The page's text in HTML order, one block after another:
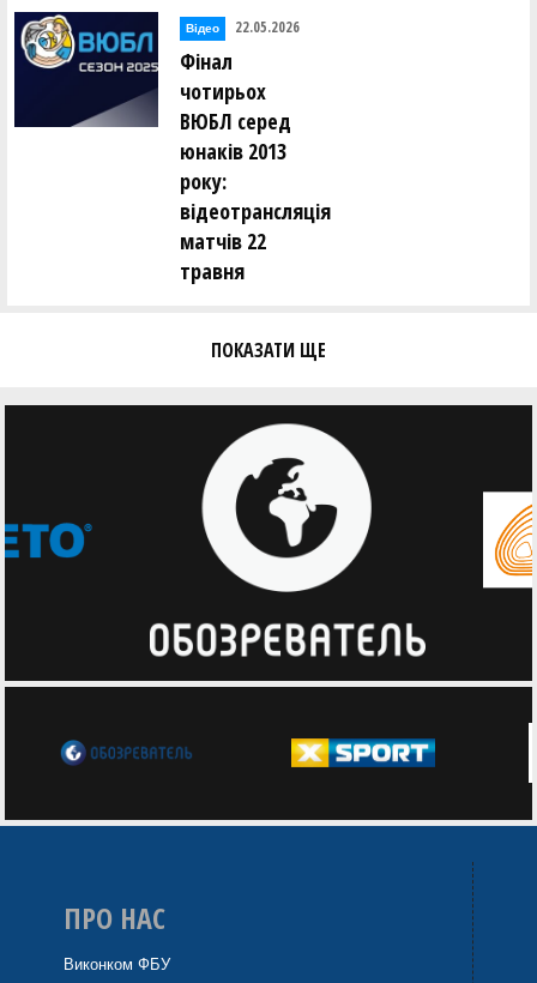
Відео 22.05.2026
Фінал
чотирьох
ВЮБЛ серед
юнаків 2013
року:
відеотрансляція
матчів 22
травня
ПОКАЗАТИ ЩЕ
ПРО НАС
Виконком ФБУ